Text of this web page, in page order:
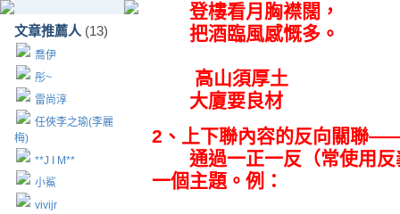
文章推薦人 (13)
喬伊
彤~
雷尚淳
任俠李之瑜(李麗
梅)
**J I M**
小鯊
vivijr
登樓看月胸襟闊，
把酒臨風感慨多。
高山須厚土
大廈要良材
2、上下聯內容的反向關聯
通過一正一反（常使用反
一個主題。例：